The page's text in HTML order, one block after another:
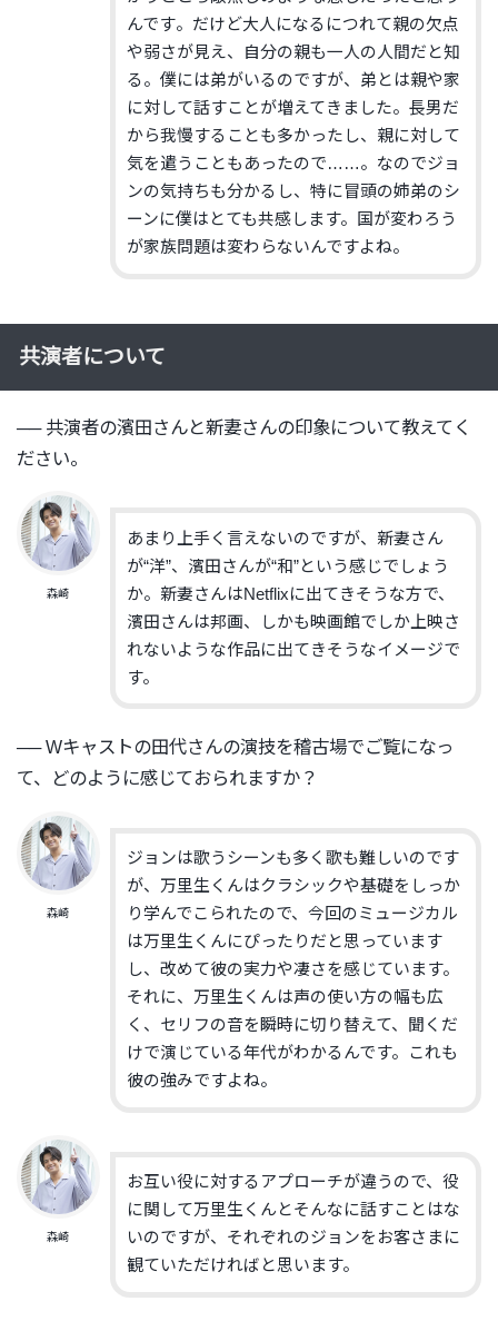
んです。だけど大人になるにつれて親の欠点
や弱さが見え、
自分の親も一人の人間だと知
る。僕には弟がいるのですが、 弟とは親や家
に対して話すことが増えてきました。 長男だ
から我慢することも多かったし、 親に対して
気を遣うこともあったので……。 なのでジョ
ンの気持ちも分かるし、 特に冒頭の姉弟のシ
ーンに僕はとても共感します。
国が変わろう
が家族問題は変わらないんですよね。
共演者について
── 共演者の濱田さんと新妻さんの印象について教えてく
ださい。
森崎
あまり上手く言えないのですが、新妻さん
が“洋”、濱田さんが“和”という感じでしょう
か。 新妻さんはNetflixに出てきそうな方で、
濱田さんは邦画、
しかも映画館でしか上映さ
れないような作品に出てきそうなイメージで
す。
── Wキャストの田代さんの演技を稽古場でご覧になっ
て、
どのように感じておられますか？
森崎
ジョンは歌うシーンも多く歌も難しいのです
が、 万里生くんはクラシックや基礎をしっか
り学んでこられたので、 今回のミュージカル
は万里生くんにぴったりだと思っています
し、 改めて彼の実力や凄さを感じています。
それに、 万里生くんは声の使い方の幅も広
く、 セリフの音を瞬時に切り替えて、
聞くだ
けで演じている年代がわかるんです。
これも
彼の強みですよね。
森崎
お互い役に対するアプローチが違うので、役
に関して万里生くんとそんなに話すことはな
いのですが、 それぞれのジョンをお客さまに
観ていただければと思います。